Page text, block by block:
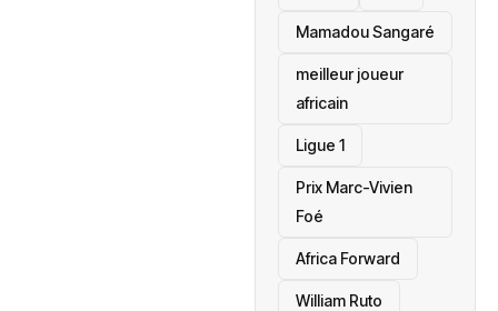
Mamadou Sangaré
meilleur joueur
africain
Ligue 1
Prix Marc-Vivien
Foé
‎Africa Forward
William Ruto